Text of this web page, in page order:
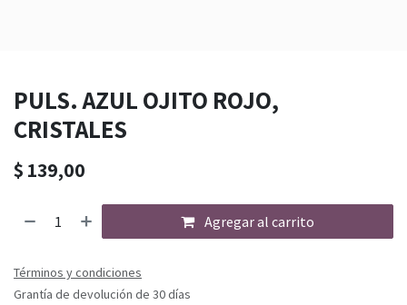
PULS. AZUL OJITO ROJO,
CRISTALES
$ 139,00
Agregar al carrito
Términos y condiciones
Grantía de devolución de 30 días